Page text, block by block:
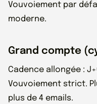
Vouvoiement par
moderne.
Grand compte
Cadence allongée :
Vouvoiement strict.
plus de 4 emails.